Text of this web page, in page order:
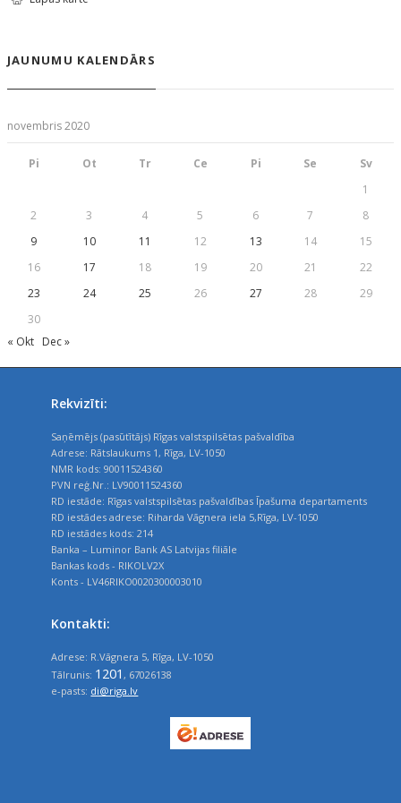
JAUNUMU KALENDĀRS
novembris 2020
Pi Ot Tr Ce Pi Se
Sv
1
2
3 4 5 6 7
8
9
10 11 12 13 14
15
16
17 18 19 20 21
22
23
24 25 26 27 28
29
30
« Okt Dec »
Rekvizīti:
Saņēmējs (pasūtītājs) Rīgas valstspilsētas pašvaldība
Adrese: Rātslaukums 1, Rīga, LV-1050
NMR kods: 90011524360
PVN reģ.Nr.: LV90011524360
RD iestāde: Rīgas valstspilsētas pašvaldības Īpašuma departaments
RD iestādes adrese: Riharda Vāgnera iela 5,Rīga, LV-1050
RD iestādes kods: 214
Banka – Luminor Bank AS Latvijas filiāle
Bankas kods - RIKOLV2X
Konts - LV46RIKO0020300003010
Kontakti:
Adrese: R.Vāgnera 5, Rīga, LV-1050
Tālrunis: 1201 , 67026138
e-pasts: di@riga.lv